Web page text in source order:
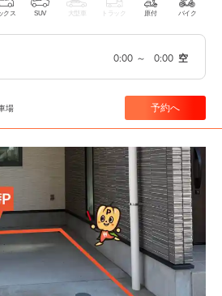
クス SUV 大型車 トラック 原付 バイク
0:00 ～ 0:00 空
場 予約へ